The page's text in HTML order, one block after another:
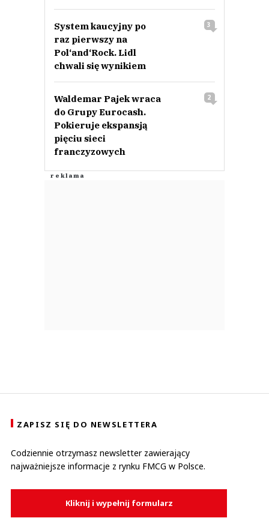
System kaucyjny po
raz pierwszy na
Pol‘and‘Rock. Lidl
chwali się wynikiem
3
Waldemar Pajek wraca
do Grupy Eurocash.
Pokieruje ekspansją
pięciu sieci
franczyzowych
2
ZAPISZ SIĘ DO NEWSLETTERA
Codziennie otrzymasz newsletter zawierający
najważniejsze informacje z rynku FMCG w Polsce.
Kliknij i wypełnij formularz